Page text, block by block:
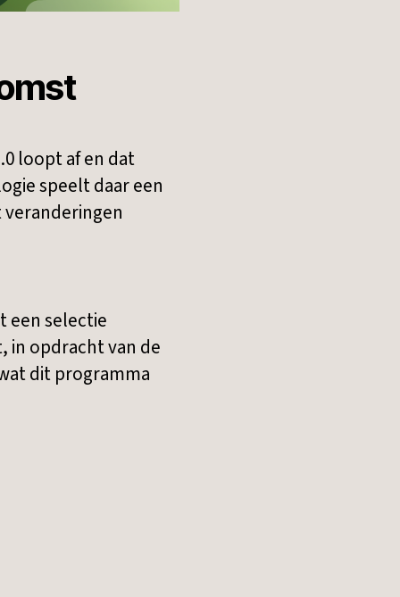
loopt af en dat
speelt daar een
veranderingen
een selectie
in opdracht van de
dit programma